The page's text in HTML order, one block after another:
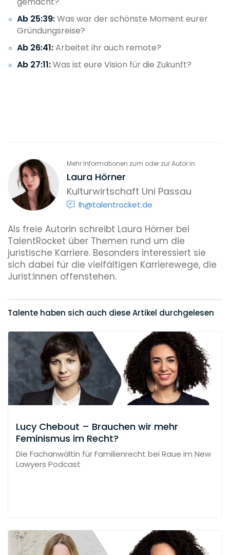
Ab 25:39:Was war der schönste Moment eurer
Gründungsreise?
Ab 26:41:Arbeitet ihr auch remote?
Ab 27:11:Was ist eure Vision für die Zukunft?
Mehr Informationen zum oder zur Autor:in
Laura Hörner
Kulturwirtschaft Uni Passau
lh@talentrocket.de
Als freie Autorin schreibt Laura Hörner bei
TalentRocket über Themen rund um die
juristische Karriere. Besonders interessiert sie
sich dabei für die vielfältigen Karrierewege, die
Jurist:innen offenstehen.
Talente haben sich auch diese Artikel durchgelesen
Lucy Chebout – Brauchen wir mehr
Feminismus im Recht?
Die Fachanwältin für Familienrecht bei Raue im New
Lawyers Podcast